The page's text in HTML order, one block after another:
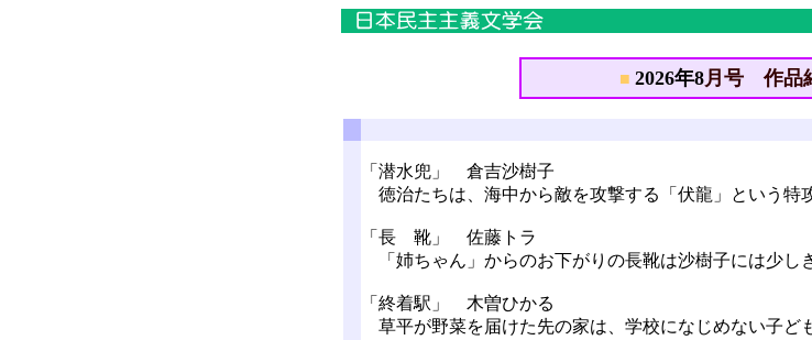
■ 2026年8月号 作品
「潜水兜」 倉吉沙樹子
徳治たちは、海中から敵を攻撃する「伏龍」という特
「長 靴」 佐藤トラ
「姉ちゃん」からのお下がりの長靴は沙樹子には少し
「終着駅」 木曽ひかる
草平が野菜を届けた先の家は、学校になじめない子ど